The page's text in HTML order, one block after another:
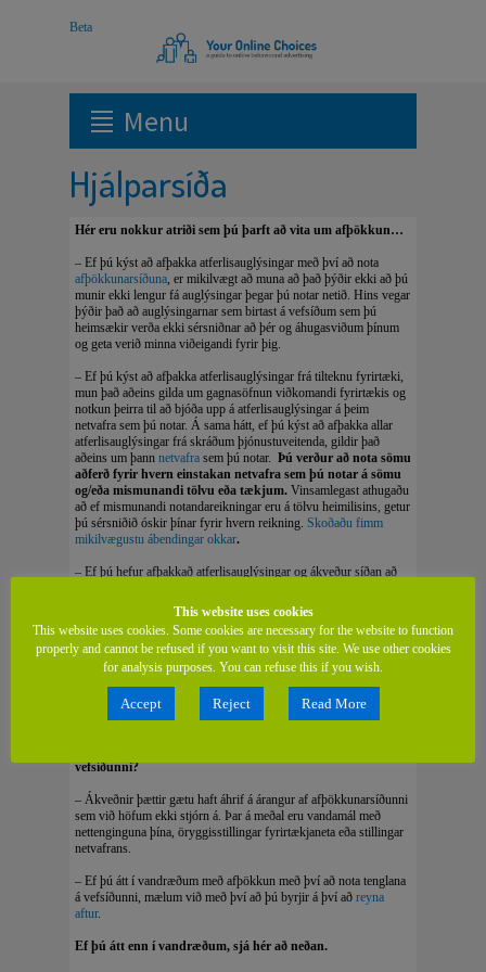
Menu
Hjálparsíða
Hér eru nokkur atriði sem þú þarft að vita um afþökkun…
– Ef þú kýst að afþakka atferlisauglýsingar með því að nota
afþökkunarsíðuna, er mikilvægt að muna að það þýðir ekki að þú
munir ekki lengur fá auglýsingar þegar þú notar netið. Hins vegar
þýðir það að auglýsingarnar sem birtast á vefsíðum sem þú
heimsækir verða ekki sérsniðnar að þér og áhugasviðum þínum
og geta verið minna viðeigandi fyrir þig.
– Ef þú kýst að afþakka atferlisauglýsingar frá tilteknu fyrirtæki,
mun það aðeins gilda um gagnasöfnun viðkomandi fyrirtækis og
notkun þeirra til að bjóða upp á atferlisauglýsingar á þeim
netvafra sem þú notar. Á sama hátt, ef þú kýst að afþakka allar
atferlisauglýsingar frá skráðum þjónustuveitenda, gildir það
aðeins um þann netvafra sem þú notar. Þú verður að nota sömu
aðferð fyrir hvern einstakan netvafra sem þú notar á sömu
og/eða mismunandi tölvu eða tækjum. Vinsamlegast athugaðu
að ef mismunandi notandareikningar eru á tölvu heimilisins, getur
þú sérsniðið óskir þínar fyrir hvern reikning. Skoðaðu fimm
mikilvægustu ábendingar okkar.
– Ef þú hefur afþakkað atferlisauglýsingar og ákveður síðan að
þínum, geturðu óskað eftir því með því að nota sama formið á
. Einnig geturðu eytt kökunum á vafranum
þínum.Skoðaðu fimm mikilvægustu ábendingarnar okkar til að
gera það.
– Ef þú átt í einhverjum sérstökum eða viðvarandi vandræðum
með að nota afþökkunarsíðuna okkar, vinsamlegast sjá hér að
neðan.
vefsíðunni?
– Ákveðnir þættir gætu haft áhrif á árangur af afþökkunarsíðunni
sem við höfum ekki stjórn á. Þar á meðal eru vandamál með
nettenginguna þína, öryggisstillingar fyrirtækjaneta eða stillingar
netvafrans.
– Ef þú átt í vandræðum með afþökkun með því að nota tenglana
á vefsíðunni, mælum við með því að þú byrjir á því að reyna
aftur.
Ef þú átt enn í vandræðum, sjá hér að neðan.
This website uses cookies
This website uses cookies. Some cookies are necessary for the website to function
properly and cannot be refused if you want to visit this site. We use other cookies
for analysis purposes. You can refuse this if you wish.
Accept Reject Read More